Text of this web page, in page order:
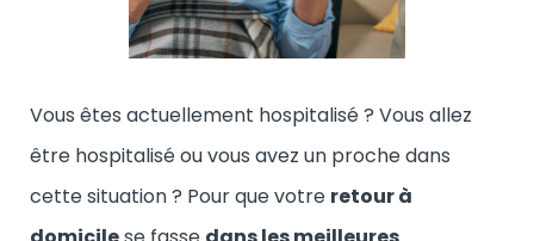
Vous êtes actuellement hospitalisé ? Vous allez
être hospitalisé ou vous avez un proche dans
cette situation ? Pour que votre retour à